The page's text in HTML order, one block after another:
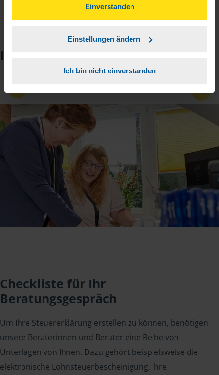
können Sie der Verwendung von Cookies, gemäß
unserer➔ Datenschutzrichtliniezustimmen.
Einverstanden
Einstellungen ändern
Ich bin nicht einverstanden
Impressionen
Checkliste für Ihr
Beratungsgespräch
Um Ihre Steuererklärung erstellen zu können, benötigen
unsere Beraterinnen und Berater eine Reihe von
Unterlagen von Ihnen. Dazu gehört beispielsweise die
elektronische Lohnsteuerbescheinigung, Ihre